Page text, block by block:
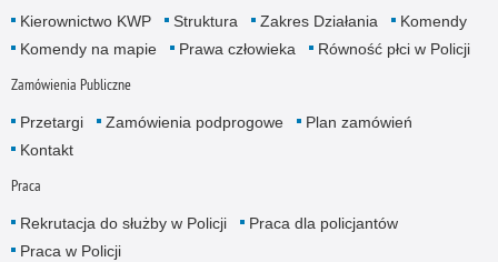
Kierownictwo KWP Struktura Zakres Działania
Komendy
Komendy na mapie
Prawa człowieka Równość płci w Policji
Zamówienia Publiczne
Przetargi Zamówienia podprogowe
Plan zamówień
Kontakt
Praca
Rekrutacja do służby w Policji
Praca dla policjantów
Praca w Policji